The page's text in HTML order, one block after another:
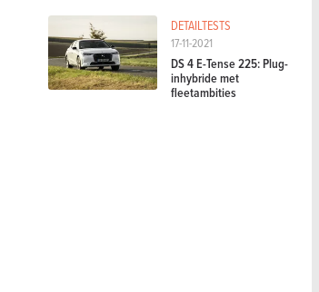
DETAILTESTS
17-11-2021
DS 4 E-Tense 225: Plug-
inhybride met
fleetambities